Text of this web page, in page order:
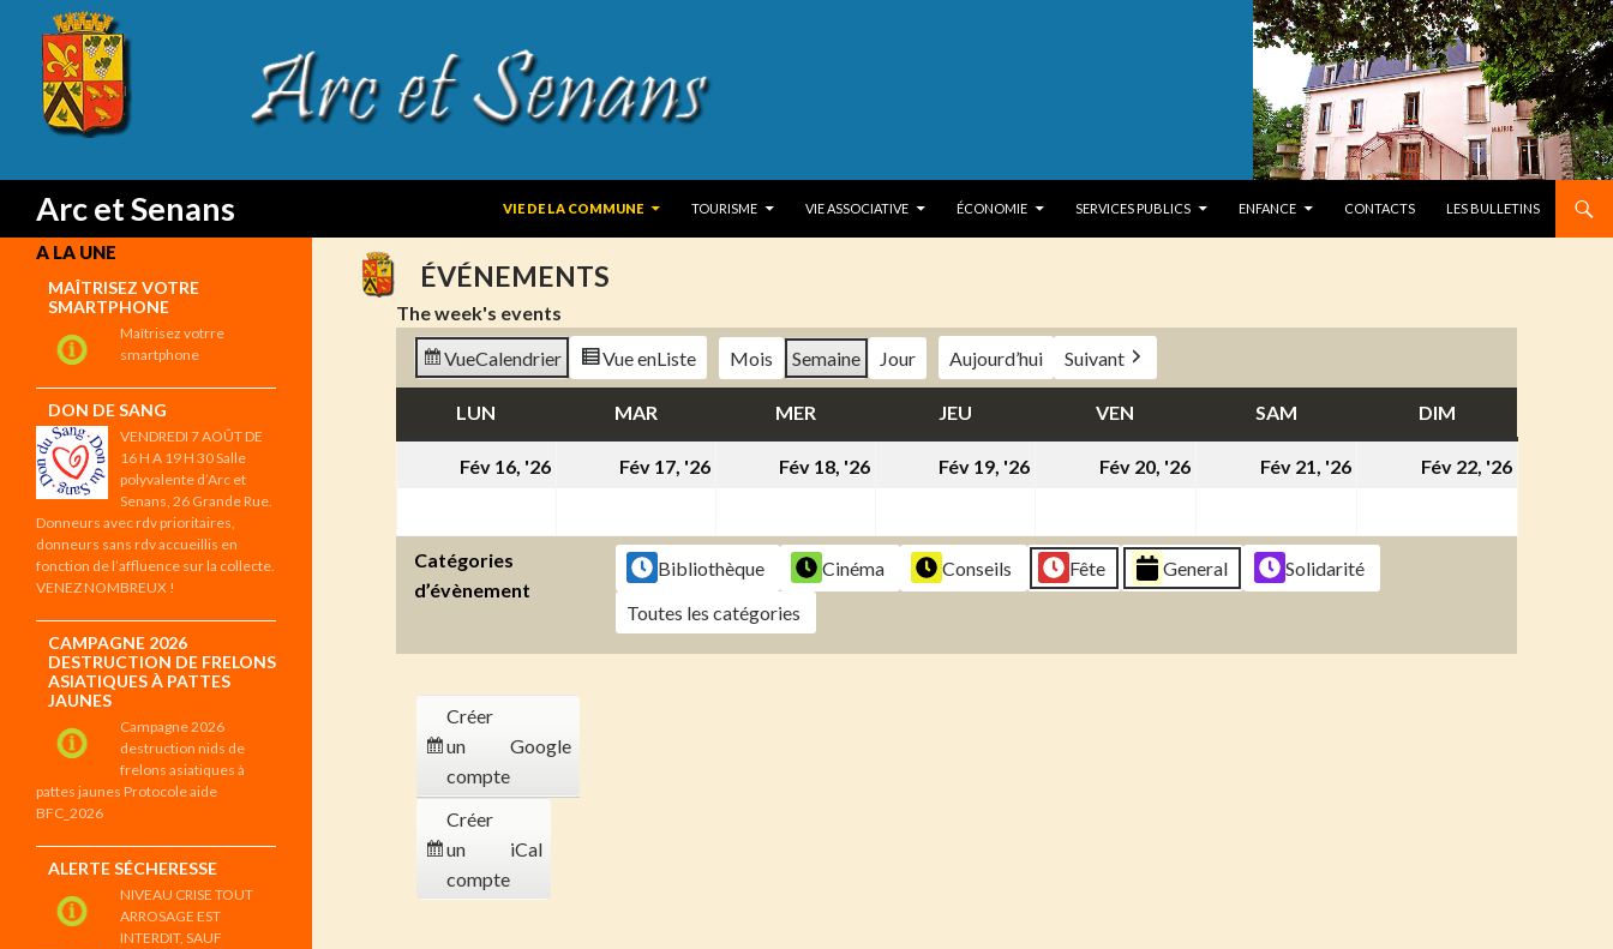
Arc et Senans
Search
VIE DE LA COMMUNE
TOURISME VIE ASSOCIATIVE ÉCONOMIE SERVICES PUBLICS ENFANCE CONTACTS LES BULLETINS
ÉVÉNEMENTS
The week's events
VueCalendrier Vue enListe Mois Semaine Jour Aujourd’hui Suivant
LUN MARMARDI MERMERCREDI JEU VEN SAM DIM
Fév 16, '26
2026
Fév 17, '26
2026
Fév 18, '26
2026
Fév 19, '26
2026
Fév 20, '26
2026
Fév 21, '26
2026
Fév 22, '26
2026
Catégories
d’évènement
Bibliothèque Cinéma Conseils Fête General
Solidarité
Toutes les catégories
Créer
un
compte
Google
Créer
un
compte
iCal
A LA UNE
MAÎTRISEZ VOTRE
SMARTPHONE
Maîtrisez votrre
smartphone
DON DE SANG
VENDREDI 7 AOÛT DE
16 H A 19 H 30 Salle
polyvalente d’Arc et
Senans, 26 Grande Rue.
Donneurs avec rdv prioritaires,
donneurs sans rdv accueillis en
fonction de l’affluence sur la collecte.
VENEZ NOMBREUX !
CAMPAGNE 2026
DESTRUCTION DE FRELONS
ASIATIQUES À PATTES
JAUNES
Campagne 2026
destruction nids de
frelons asiatiques à
pattes jaunes Protocole aide
BFC_2026
ALERTE SÉCHERESSE
NIVEAU CRISE TOUT
ARROSAGE EST
INTERDIT, SAUF